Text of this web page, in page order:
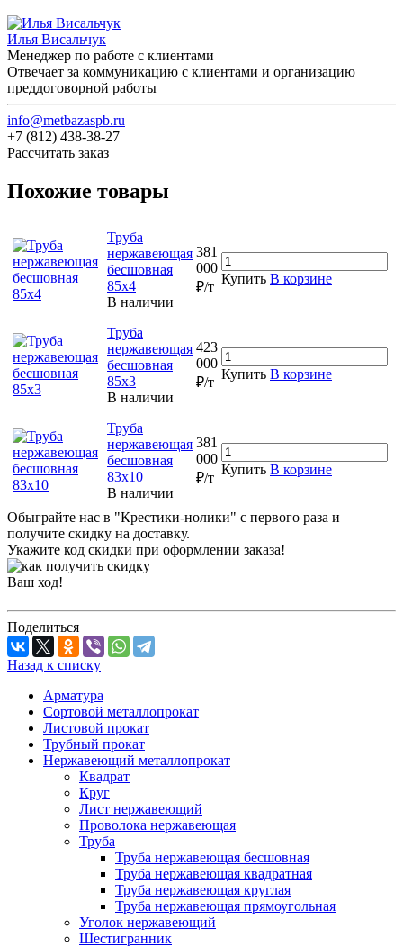
Илья Висальчук
Менеджер по работе с клиентами
Отвечает за коммуникацию с клиентами и организацию
преддоговорной работы
info@metbazaspb.ru
+7 (812) 438-38-27
Рассчитать заказ
Похожие товары
Труба
нержавеющая
бесшовная
85х4
В наличии
381
000
₽/т
Купить В корзине
Труба
нержавеющая
бесшовная
85х3
В наличии
423
000
₽/т
Купить В корзине
Труба
нержавеющая
бесшовная
83х10
В наличии
381
000
₽/т
Купить В корзине
Обыграйте нас в "Крестики-нолики" с первого раза и
получите скидку на доставку.
Укажите код скидки при оформлении заказа!
Ваш ход!
Поделиться
Назад к списку
Арматура
Сортовой металлопрокат
Листовой прокат
Трубный прокат
Нержавеющий металлопрокат
Квадрат
Круг
Лист нержавеющий
Проволока нержавеющая
Труба
Труба нержавеющая бесшовная
Труба нержавеющая квадратная
Труба нержавеющая круглая
Труба нержавеющая прямоугольная
Уголок нержавеющий
Шестигранник